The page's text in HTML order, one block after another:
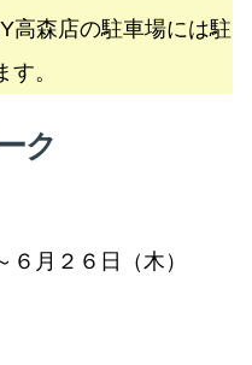
高森店の駐車場には駐
。
ク
月２６日（木）